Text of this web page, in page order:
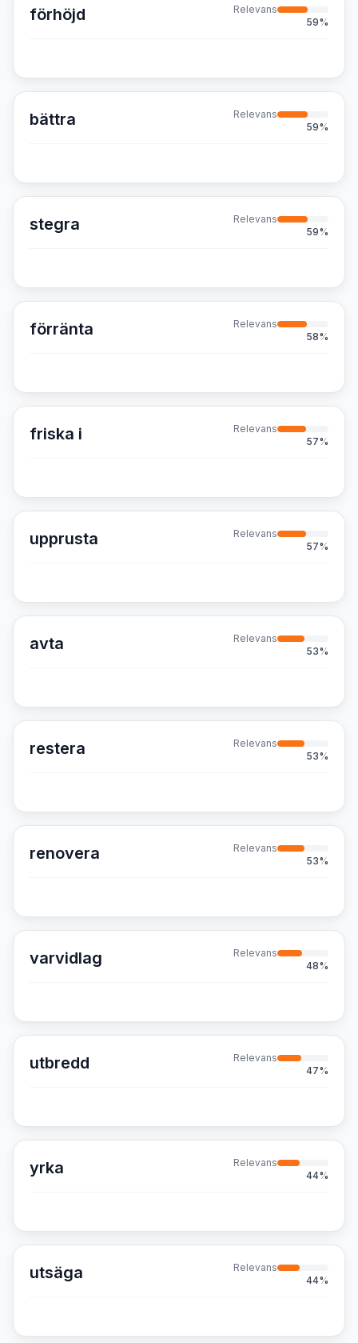
förhöjd
Relevans
59%
bättra
Relevans
59%
stegra
Relevans
59%
förränta
Relevans
58%
friska i
Relevans
57%
upprusta
Relevans
57%
avta
Relevans
53%
restera
Relevans
53%
renovera
Relevans
53%
varvidlag
Relevans
48%
utbredd
Relevans
47%
yrka
Relevans
44%
utsäga
Relevans
44%